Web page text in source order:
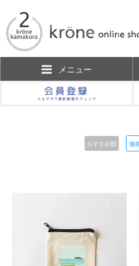
メニュー
おすすめ順 価